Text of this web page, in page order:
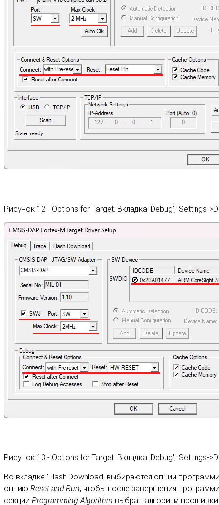
Рисунок 12 - Options for Target. Вкладка 'Debug', 'Settings-
Рисунок 13 - Options for Target. Вкладка 'Debug', 'Settings-
Во вкладке 'Flash Download' выбираются опции
опцию Reset and Run, чтобы после завершения
секции Programming Algorithm выбран алгоритм прошивки